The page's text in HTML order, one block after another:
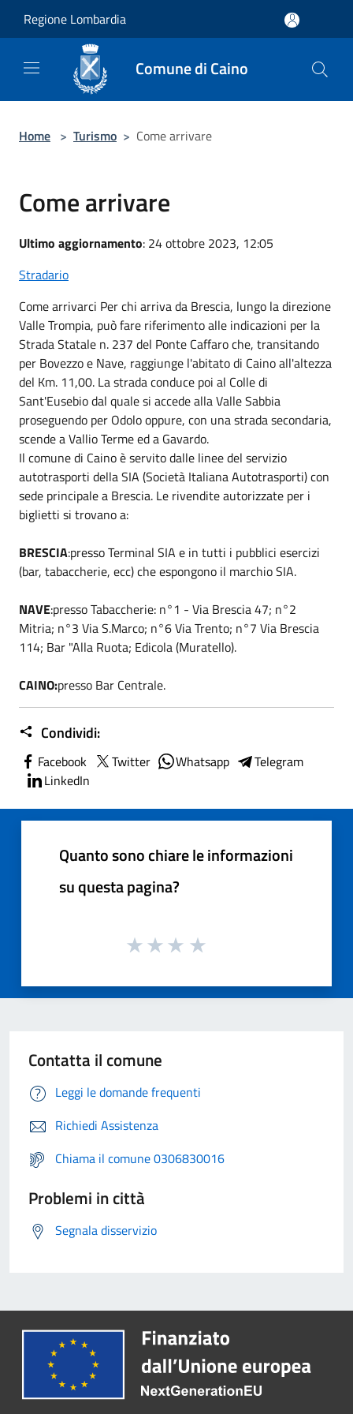
Regione Lombardia
Comune di Caino
Home > Turismo > Come arrivare
Come arrivare
Ultimo aggiornamento: 24 ottobre 2023, 12:05
Stradario
Come arrivarci Per chi arriva da Brescia, lungo la direzione
Valle Trompia, può fare riferimento alle indicazioni per la
Strada Statale n. 237 del Ponte Caffaro che, transitando
per Bovezzo e Nave, raggiunge l'abitato di Caino all'altezza
del Km. 11,00. La strada conduce poi al Colle di
Sant'Eusebio dal quale si accede alla Valle Sabbia
proseguendo per Odolo oppure, con una strada secondaria,
scende a Vallio Terme ed a Gavardo.
Il comune di Caino è servito dalle linee del servizio
autotrasporti della SIA (Società Italiana Autotrasporti) con
sede principale a Brescia. Le rivendite autorizzate per i
biglietti si trovano a:
BRESCIA:presso Terminal SIA e in tutti i pubblici esercizi
(bar, tabaccherie, ecc) che espongono il marchio SIA.
NAVE:presso Tabaccherie: n°1 - Via Brescia 47; n°2
Mitria; n°3 Via S.Marco; n°6 Via Trento; n°7 Via Brescia
114; Bar "Alla Ruota; Edicola (Muratello).
CAINO:presso Bar Centrale.
Condividi:
Facebook Twitter Whatsapp
Telegram
LinkedIn
Quanto sono chiare le informazioni
su questa pagina?
Contatta il comune
Leggi le domande frequenti
Richiedi Assistenza
Chiama il comune 0306830016
Problemi in città
Segnala disservizio